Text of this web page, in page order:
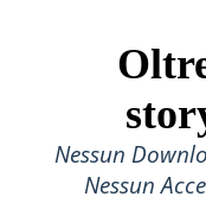
Nessun
Nessun